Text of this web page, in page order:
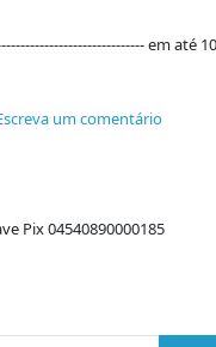
em até
um comentário
Pix 04540890000185